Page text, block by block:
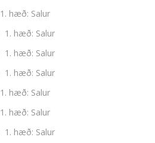
1. hæð: Salur
1. hæð: Salur
1. hæð: Salur
1. hæð: Salur
1. hæð: Salur
1. hæð: Salur
1. hæð: Salur